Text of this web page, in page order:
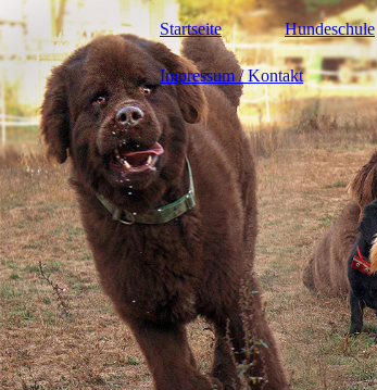
Startseite Hundeschule
Impressum / Kontakt